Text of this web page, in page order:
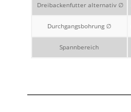
Dreibackenfutter alternativ ∅
Durchgangsbohrung ∅
Spannbereich